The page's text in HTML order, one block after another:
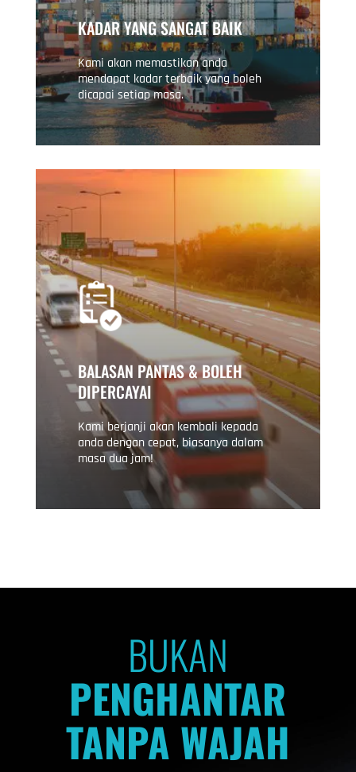
KADAR YANG SANGAT BAIK
Kami akan memastikan anda
mendapat kadar terbaik yang boleh
dicapai setiap masa.
BALASAN PANTAS & BOLEH
DIPERCAYAI
Kami berjanji akan kembali kepada
anda dengan cepat, biasanya dalam
masa dua jam!
BUKAN
PENGHANTAR
TANPA WAJAH